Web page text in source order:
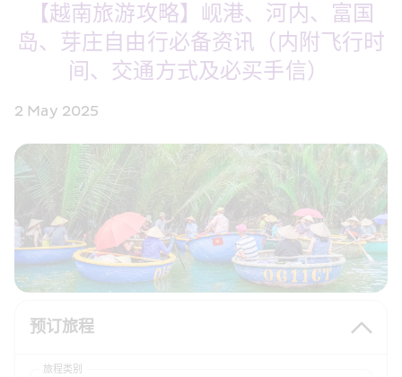
【越南旅游攻略】岘港、河内、富国
岛、芽庄自由行必备资讯（内附飞行时
间、交通方式及必买手信）
2 May 2025
预订旅程
旅程类别